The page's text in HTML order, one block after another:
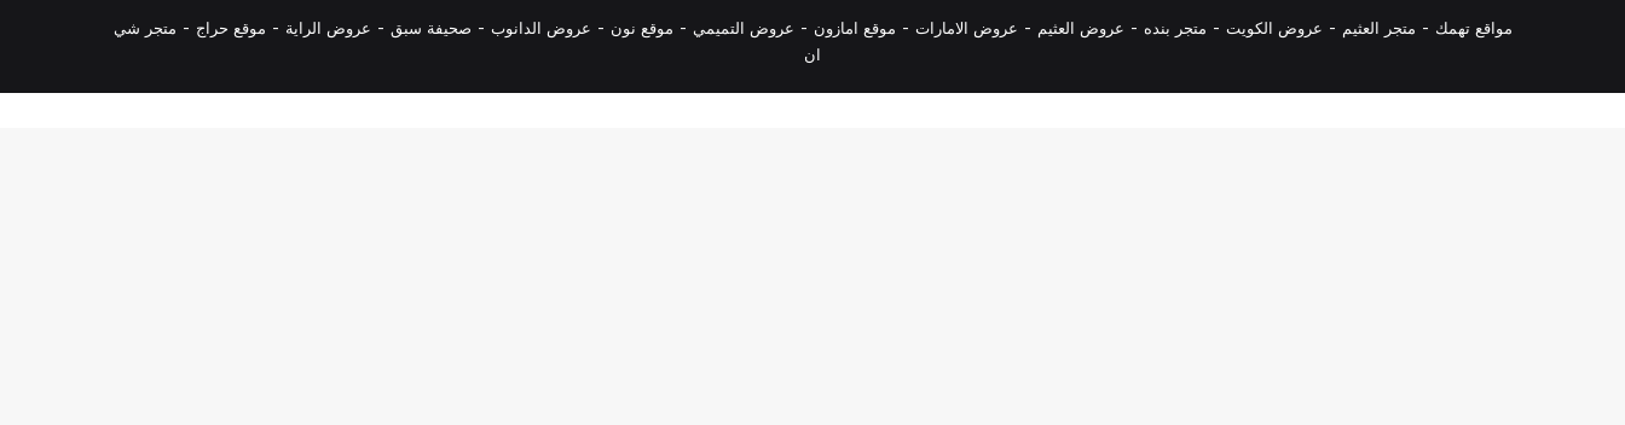
مواقع تهمك - متجر العثيم - عروض الكويت - متجر بنده - عروض العثيم - عروض الامارات - موقع امازون - عروض التميمي - موقع نون - عروض الدانوب - صحيفة سبق - عروض الراية - موقع حراج - متجر شي
ان